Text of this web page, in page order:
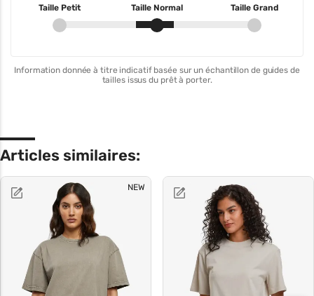
Taille Petit Taille Normal Taille Grand
Information donnée à titre indicatif basée sur un échantillon de guides de
tailles issus du prêt à porter.
Articles similaires:
NEW